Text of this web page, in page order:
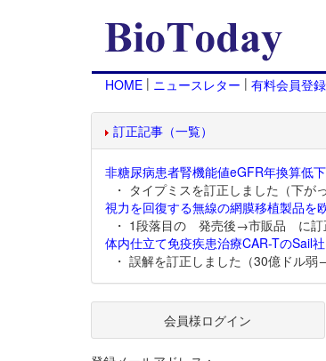
HOME | ニュースレター | 有料会員登録
訂正記事（一覧）
非糖尿病患者腎機能値eGFR年換算低
・ タイプミスを訂正しました（下が
視力を回復する無線の網膜移植製品を
・ 1段落目の 発売後→市販品 に訂
体内仕立て免疫疾患治療CAR-TのSail
・ 誤解を訂正しました（30億ドル弱
会員様ログイン